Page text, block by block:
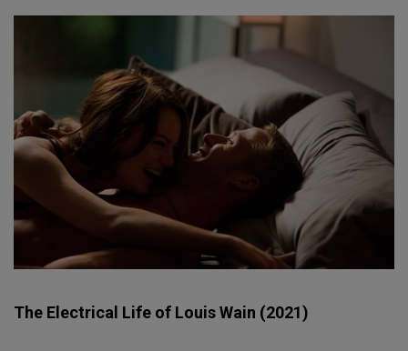
The Electrical Life of Louis Wain (2021)